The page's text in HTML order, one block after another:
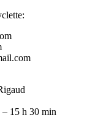
15 h 30 min